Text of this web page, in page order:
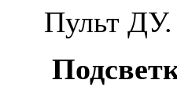
Пульт ДУ.